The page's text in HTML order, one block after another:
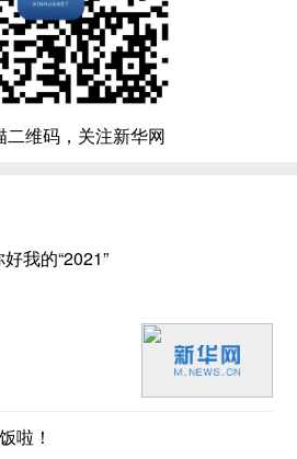
二维码，关注新华网
我的“2021”
啦！